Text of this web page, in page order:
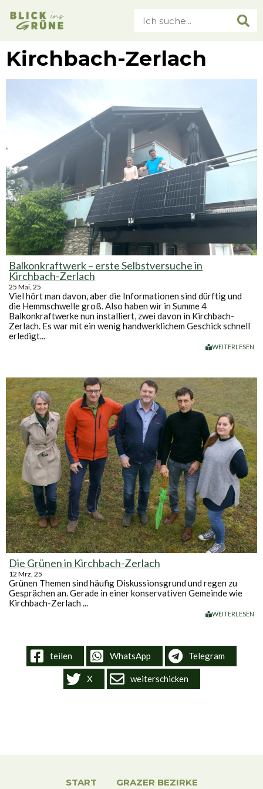
Kirchbach-Zerlach
Balkonkraftwerk – erste Selbstversuche in
Kirchbach-Zerlach
25 Mai, 25
Viel hört man davon, aber die Informationen sind dürftig und
die Hemmschwelle groß. Also haben wir in Summe 4
Balkonkraftwerke nun installiert, zwei davon in Kirchbach-
Zerlach. Es war mit ein wenig handwerklichem Geschick schnell
erledigt...
WEITERLESEN
Die Grünen in Kirchbach-Zerlach
12 Mrz, 25
Grünen Themen sind häufig Diskussionsgrund und regen zu
Gesprächen an. Gerade in einer konservativen Gemeinde wie
Kirchbach-Zerlach ...
WEITERLESEN
teilen WhatsApp Telegram
X weiterschicken
START GRAZER BEZIRKE